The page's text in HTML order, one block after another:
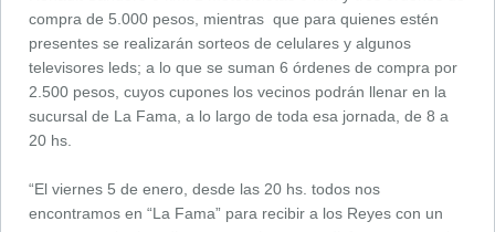
compra de 5.000 pesos, mientras que para quienes estén
presentes se realizarán sorteos de celulares y algunos
televisores leds; a lo que se suman 6 órdenes de compra por
2.500 pesos, cuyos cupones los vecinos podrán llenar en la
sucursal de La Fama, a lo largo de toda esa jornada, de 8 a
20 hs.
“El viernes 5 de enero, desde las 20 hs. todos nos
encontramos en “La Fama” para recibir a los Reyes con un